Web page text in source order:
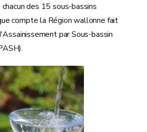
des 15 sous-bassins
compte la Région wallonne fait
par Sous-bassin